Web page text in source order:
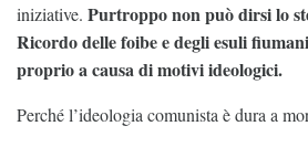
iniziative. Purtroppo non può dirsi lo
Ricordo delle foibe e degli esuli
proprio a causa di motivi ideologici.
Perché l’ideologia comunista è dura a